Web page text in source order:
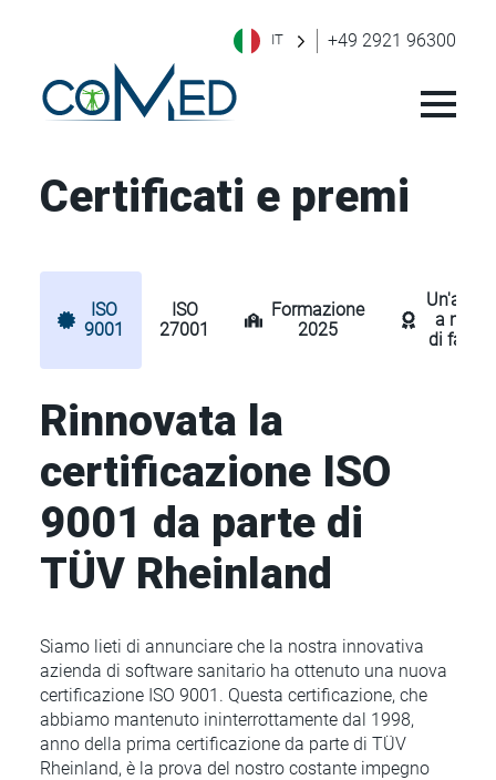
IT +49 2921 96300
Certificati e premi
ISO
9001
ISO
27001
Formazione
2025
a
di
Rinnovata la
certificazione ISO
9001 da parte di
TÜV Rheinland
Siamo lieti di annunciare che la nostra innovativa
azienda di software sanitario ha ottenuto una nuova
certificazione ISO 9001. Questa certificazione, che
abbiamo mantenuto ininterrottamente dal 1998,
anno della prima certificazione da parte di TÜV
Rheinland, è la prova del nostro costante impegno